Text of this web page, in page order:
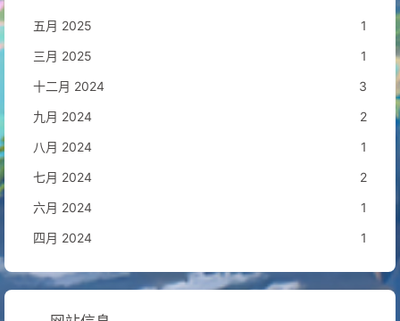
五月 2025
1
三月 2025
1
十二月 2024
3
九月 2024
2
八月 2024
1
七月 2024
2
六月 2024
1
四月 2024
1